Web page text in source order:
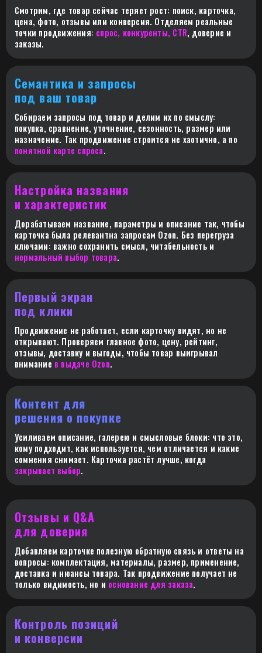
Смотрим, где товар сейчас теряет рост: поиск, карточка,
цена, фото, отзывы или конверсия. Отделяем реальные
точки продвижения: спрос, конкуренты, CTR, доверие и
заказы.
Семантика и запросы
под ваш товар
Собираем запросы под товар и делим их по смыслу:
покупка, сравнение, уточнение, сезонность, размер или
назначение. Так продвижение строится не хаотично, а по
понятной карте спроса.
Настройка названия
и характеристик
Дорабатываем название, параметры и описание так, чтобы
карточка была релевантна запросам Ozon. Без перегруза
ключами: важно сохранить смысл, читабельность и
нормальный выбор товара.
Первый экран
под клики
Продвижение не работает, если карточку видят, но не
открывают. Проверяем главное фото, цену, рейтинг,
отзывы, доставку и выгоды, чтобы товар выигрывал
внимание в выдаче Ozon.
Контент для
решения о покупке
Усиливаем описание, галерею и смысловые блоки: что это,
кому подходит, как используется, чем отличается и какие
сомнения снимает. Карточка растёт лучше, когда
закрывает выбор.
OZON
OZON
OZON
OZON
OZON
OZON
Отзывы и Q&A
для доверия
Добавляем карточке полезную обратную связь и ответы на
вопросы: комплектация, материалы, размер, применение,
доставка и нюансы товара. Так продвижение получает не
только видимость, но и основание для заказа.
Контроль позиций
и конверсии
СТОИМОСТЬ
УСЛУГ
ВЫКУП + ЗАБОР ИЗ ПВ3
от 250 руб. / шт
ВЫКУП + ЗАБОР ИЗ ПВЗ
КРУПНОГАБАРИТНОГО
ТОВАРА
500 руб. / шт.